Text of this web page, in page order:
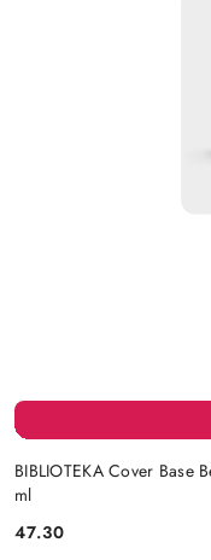
BIBLIOTEKA Cover Base
ml
Cena:
47.30